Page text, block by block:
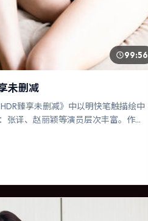
99:56
未删减
臻享未删减》中以明快笔触描绘中
张译、赵丽颖等演员层次丰富。作为
日常裂缝切入，逐步推向不可逆转的
情感落点克制有力。